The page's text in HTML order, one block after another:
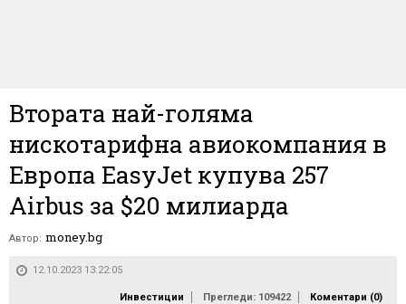
Втората най-голяма
нискотарифна авиокомпания в
Европа EasyJet купува 257
Аirbus за $20 милиарда
Автор: money.bg
12.10.2023 13:22:05
Инвестиции Прегледи: 109422 Коментари (0)